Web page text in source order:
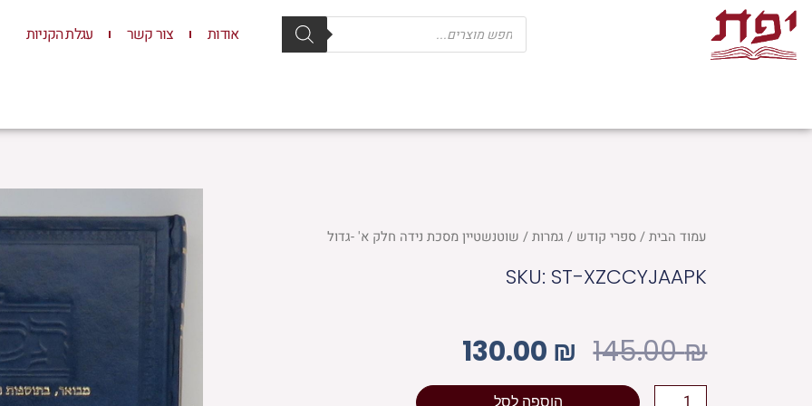
דילוג
לתוכן
Products
search אודות צור קשר עגלת הקניות
עמוד הבית/ספרי קודש / גמרות/ שוטנשטיין מסכת נידה חלק א' -גדול
SKU: ST-XZCCYJAAPK
145.00₪ המחיר
המקורי
130.00 ₪ המחיר
הנוכחי כמות